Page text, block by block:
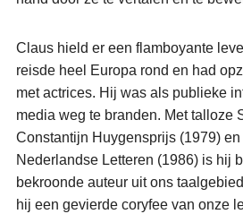
Claus hield er een flamboyante
reisde heel Europa rond en had
met actrices. Hij was als publieke
media weg te branden. Met talloze
Constantijn Huygensprijs (1979)
Nederlandse Letteren (1986) is hij
bekroonde auteur uit ons
hij een gevierde coryfee van onze